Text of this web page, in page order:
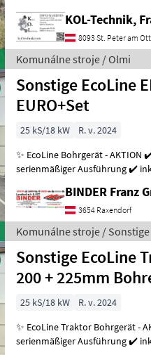
KOL-Technik,
8093 St. Peter am
Komunálne stroje / Olmi
Sonstige EcoLine
EURO+Set
25 kS/18 kW
R. v. 2024
✨ EcoLine Bohrgerät - AKTION
serienmäßiger Ausführung ✔️
BINDER Franz
3654 Raxendorf
Komunálne stroje / Sonstige
Sonstige EcoLine
200 + 225mm
25 kS/18 kW
R. v. 2024
✨ EcoLine Traktor Bohrgerät -
serienmäßiger Ausführung ✔️ inkl.